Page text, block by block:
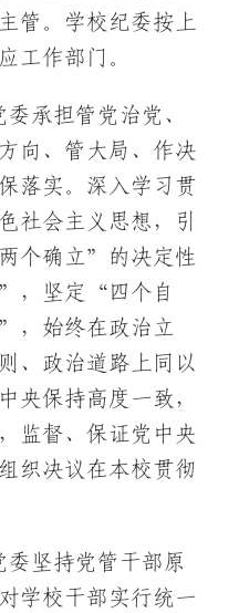
管。学校纪委按上
工作部门。
委承担管党治党、
向、管大局、作决
落实。深入学习贯
社会主义思想，引
个确立”的决定性
，坚定“四个自
始终在政治立
、政治道路上同以
央保持高度一致，
监督、保证党中央
织决议在本校贯彻
委坚持党管干部原
学校干部实行统一